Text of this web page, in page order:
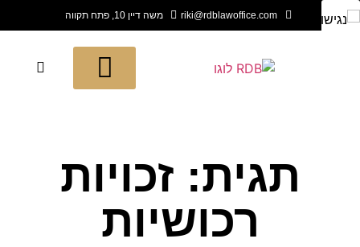
riki@rdblawoffice.com משה דיין 10, פתח תקווה
תגית: זכויות
רכושיות